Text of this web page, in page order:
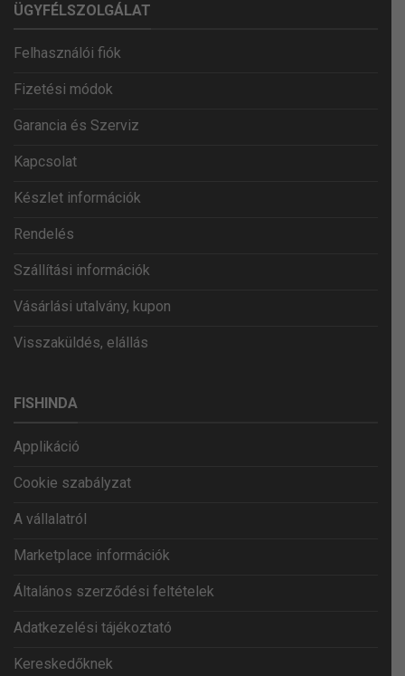
ÜGYFÉLSZOLGÁLAT
Felhasználói fiók
Fizetési módok
Garancia és Szerviz
Kapcsolat
Készlet információk
Rendelés
Szállítási információk
Vásárlási utalvány, kupon
Visszaküldés, elállás
FISHINDA
Applikáció
Cookie szabályzat
A vállalatról
Marketplace információk
Általános szerződési feltételek
Adatkezelési tájékoztató
Kereskedőknek